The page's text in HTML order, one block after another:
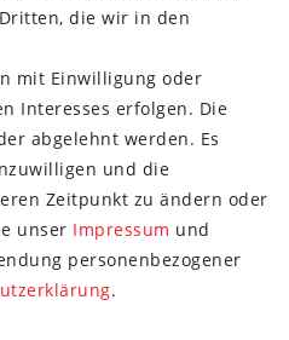
bis 13:00 Uhr
die wir in den
mit Einwilligung oder
Interesses erfolgen. Die
abgelehnt werden. Es
und die
Zeitpunkt zu ändern oder
unser Impressum und
personenbezogener
.